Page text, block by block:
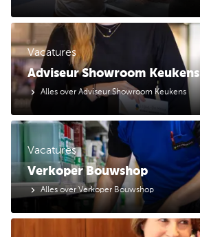
Adviseur Showroom Keukens
Vacatures
Alles over Adviseur Showroom Keukens
Verkoper Bouwshop
Vacatures
Alles over Verkoper Bouwshop